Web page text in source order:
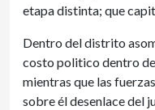
etapa distinta; que
Dentro del distrito
costo politico dentro
mientras que las
sobre él desenlace del